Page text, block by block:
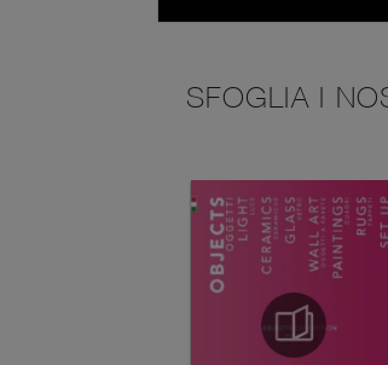
SFOGLIA I